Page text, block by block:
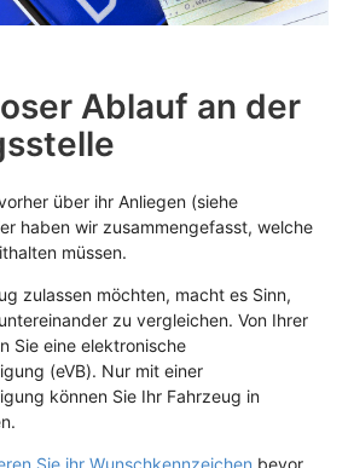
Ablauf an der
über ihr Anliegen (siehe
haben wir zusammengefasst, welche
müssen.
zulassen möchten, macht es Sinn,
zu vergleichen. Von Ihrer
Sie eine elektronische
(eVB). Nur mit einer
können Sie Ihr Fahrzeug in